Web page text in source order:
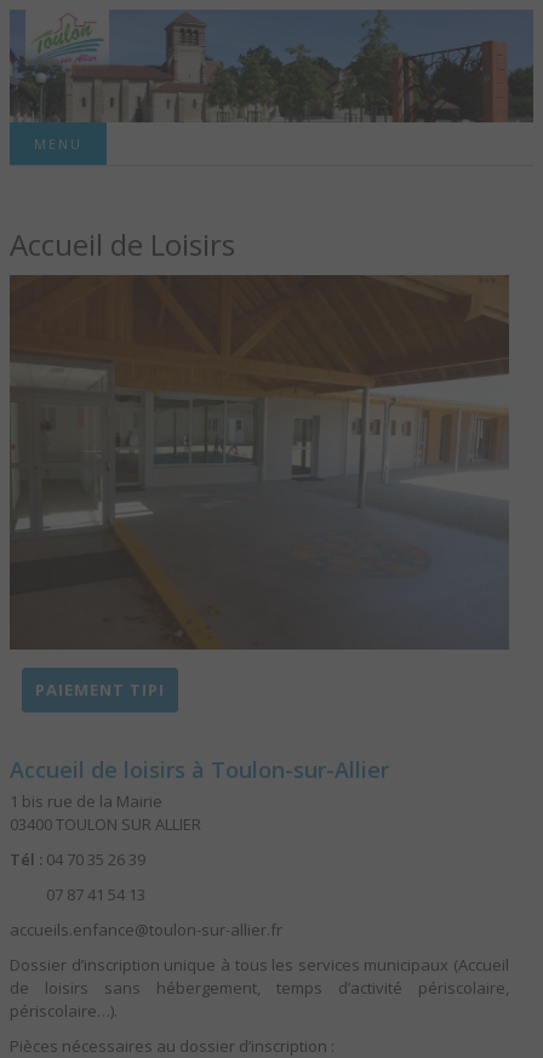
TOULON-SUR-
ALLIER – SITE
OFFICIEL DE LA
MENU
Accueil de Loisirs
PAIEMENT TIPI
Accueil de loisirs à Toulon-sur-Allier
1 bis rue de la Mairie
03400 TOULON SUR ALLIER
Tél : 04 70 35 26 39
07 87 41 54 13
accueils.enfance@toulon-sur-allier.fr
Dossier d’inscription unique à tous les services municipaux (Accueil
de loisirs sans hébergement, temps d’activité périscolaire,
périscolaire…).
Pièces nécessaires au dossier d’inscription :